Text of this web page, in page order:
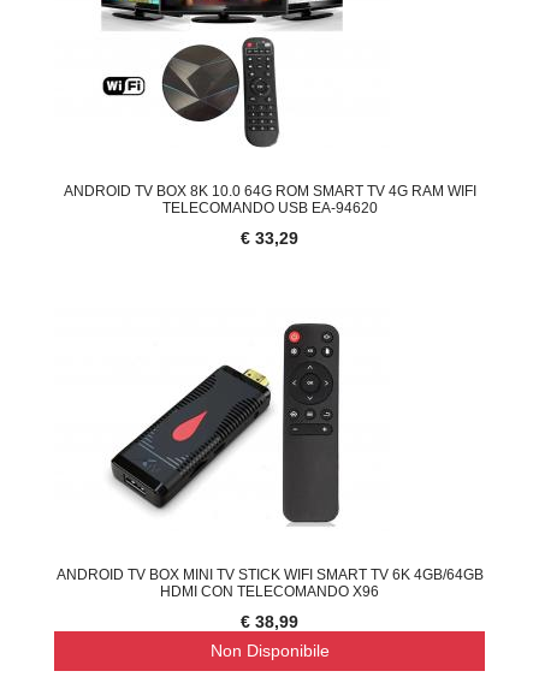
ANDROID TV BOX 8K 10.0 64G ROM SMART TV 4G RAM WIFI
TELECOMANDO USB EA-94620
€ 33,29
ANDROID TV BOX MINI TV STICK WIFI SMART TV 6K 4GB/64GB
HDMI CON TELECOMANDO X96
€ 38,99
Non Disponibile